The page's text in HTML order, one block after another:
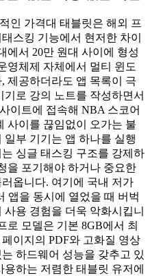
인 가격대 태블릿은 해외 프
스킹 기능에서 현저한 차이
에서 20만 원대 사이에 형성
영체제 자체에서 멀티 윈도
제공하더라도 앱 목록이 극
로 강의 노트를 작성하면서
이트에 접속해 NBA 스코어
사이를 끊임없이 오가는 불
부 기기는 앱 하나를 실행
싱글 태스킹 구조를 강제하
을 포기해야 하거나 중요한
옵니다. 여기에 국내 저가
앱을 동시에 열었을 때 버벅
용 경험을 더욱 악화시킵니
로 모델은 기본 8GB에서 최
이지의 PDF와 고화질 영상
하드웨어 성능을 갖추고 있
하는 저렴한 태블릿 유저에